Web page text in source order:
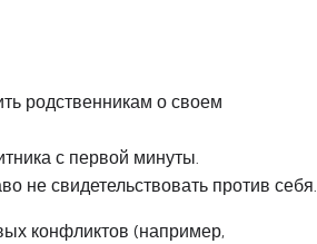
родственникам о своем
с первой минуты.
не свидетельствовать против себя.
конфликтов (например,